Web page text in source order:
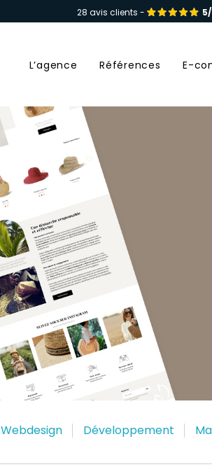
28 avis clients -
L’agence Références E-
Webdesign Développement